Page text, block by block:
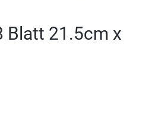
Blatt 21.5cm x